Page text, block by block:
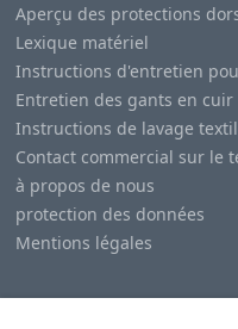
Aperçu des protections
Lexique matériel
Instructions d'entretien
Entretien des gants en cuir
Instructions de lavage
Contact commercial sur le
à propos de nous
protection des données
Mentions légales